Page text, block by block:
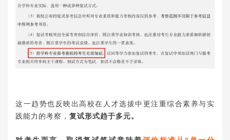
这一趋势也反映出高校在人才选拔中更注重综合素养与实
践能力的考察， 复试形式趋于多元。